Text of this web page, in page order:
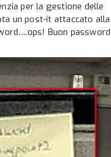
per la gestione delle
un post-it attaccato alla
Buon password